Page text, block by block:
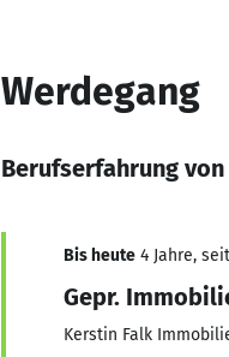
Werdegang
Berufserfahrung
Bis heute 4 Jahre,
Gepr.
Kerstin Falk